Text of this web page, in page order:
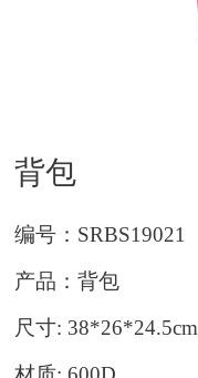
背包
编号： SRBS19021
产品：背包
尺寸: 38*26*24.5cm